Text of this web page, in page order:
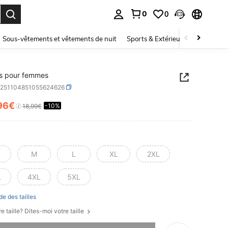
0 0
Sous-vêtements et vêtements de nuit Sports & Extérieur Enfants
pour femmes
AND AVAILABILITY
18,99€ -10%
M L XL 2XL
4XL 5XL
des tailles
taille? Dites-moi votre taille
ce produit est épuisé.